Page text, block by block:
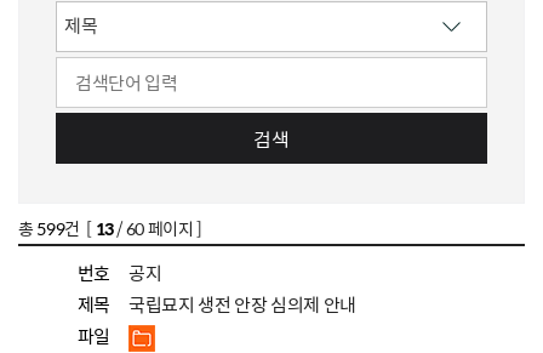
검색
총 599건 [ 13/ 60 페이지 ]
번호
공지
제목
국립묘지 생전 안장 심의제 안내
파일